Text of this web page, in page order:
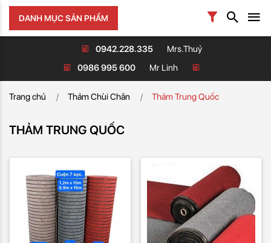
DANH MỤC SẢN PHẨM
0942.228.335
Mrs.Thuỷ
0986 995 600
Mr Linh
Trang chủ Thảm Chùi Chân Thảm Trung Quốc
THẢM TRUNG QUỐC